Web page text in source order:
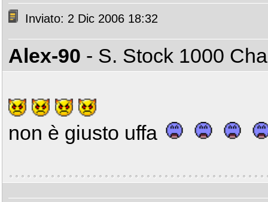
Inviato: 2 Dic 2006 18:32
Alex-90 - S. Stock 1000
non è giusto uffa